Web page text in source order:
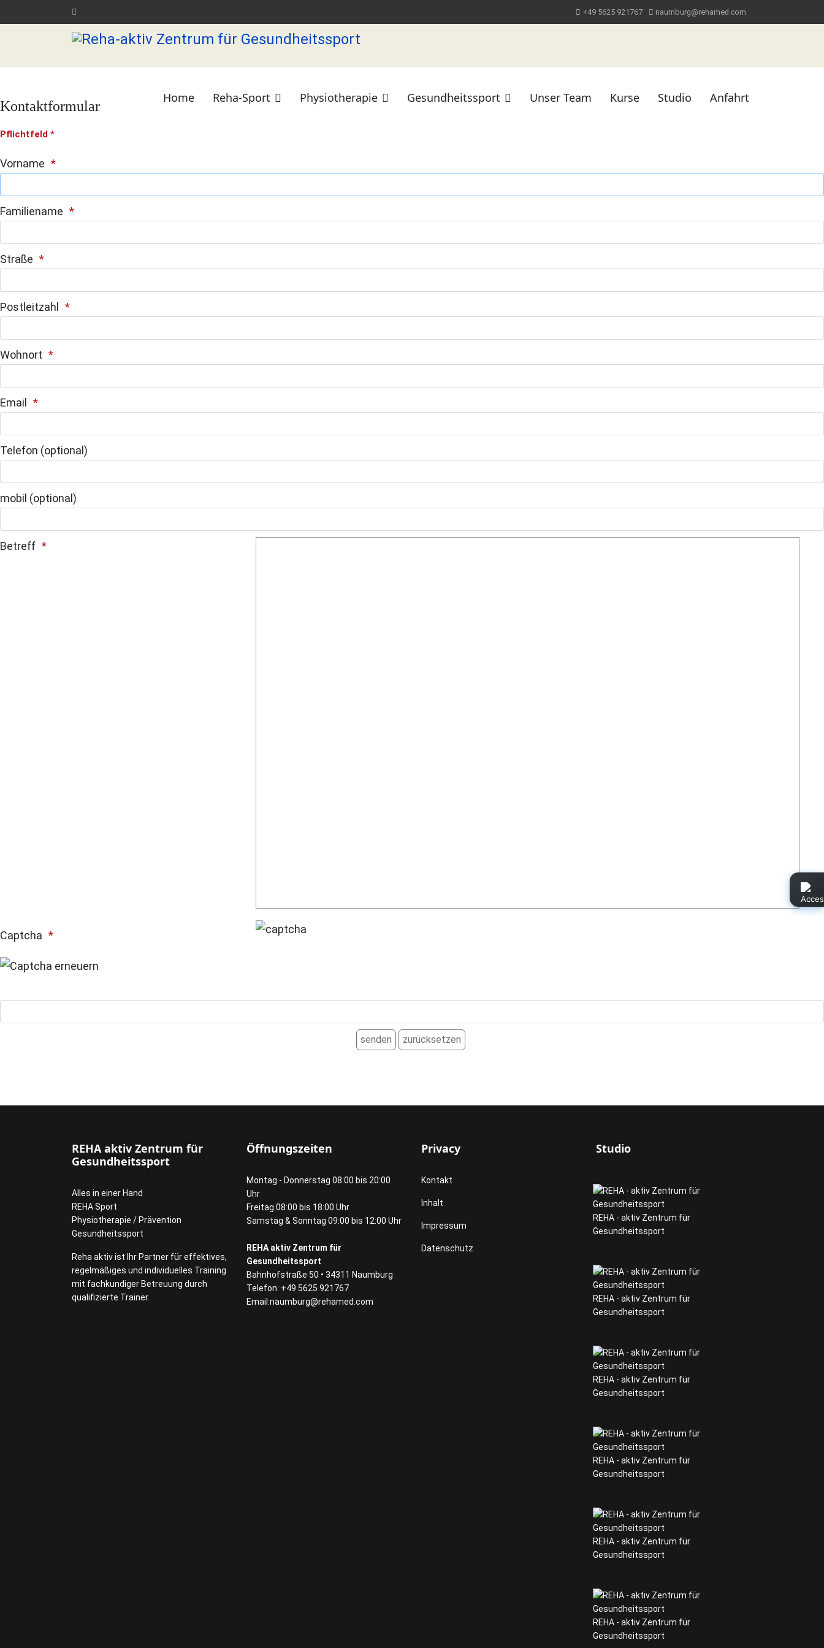
+49 5625 921767 naumburg@rehamed.com
Home Reha-Sport Physiotherapie Gesundheitssport Unser Team Kurse Studio Anfahrt
Kontaktformular
Pflichtfeld *
Vorname
Familiename
Straße
Postleitzahl
Wohnort
Email
Telefon (optional)
mobil (optional)
Betreff
Captcha
REHA aktiv Zentrum für
Gesundheitssport
Alles in einer Hand
REHA Sport
Physiotherapie / Prävention
Gesundheitssport
Reha aktiv ist Ihr Partner für effektives,
regelmäßiges und individuelles Training
mit fachkundiger Betreuung durch
qualifizierte Trainer.
Öffnungszeiten
Montag - Donnerstag 08:00 bis 20:00
Uhr
Freitag 08:00 bis 18:00 Uhr
Samstag & Sonntag 09:00 bis 12:00 Uhr
REHA aktiv Zentrum für
Gesundheitssport
Bahnhofstraße 50 • 34311 Naumburg
Telefon: +49 5625 921767
Email:naumburg@rehamed.com
Privacy
Kontakt
Inhalt
Impressum
Datenschutz
Studio
REHA - aktiv Zentrum für
Gesundheitssport
REHA - aktiv Zentrum für
Gesundheitssport
REHA - aktiv Zentrum für
Gesundheitssport
REHA - aktiv Zentrum für
Gesundheitssport
REHA - aktiv Zentrum für
Gesundheitssport
REHA - aktiv Zentrum für
Gesundheitssport